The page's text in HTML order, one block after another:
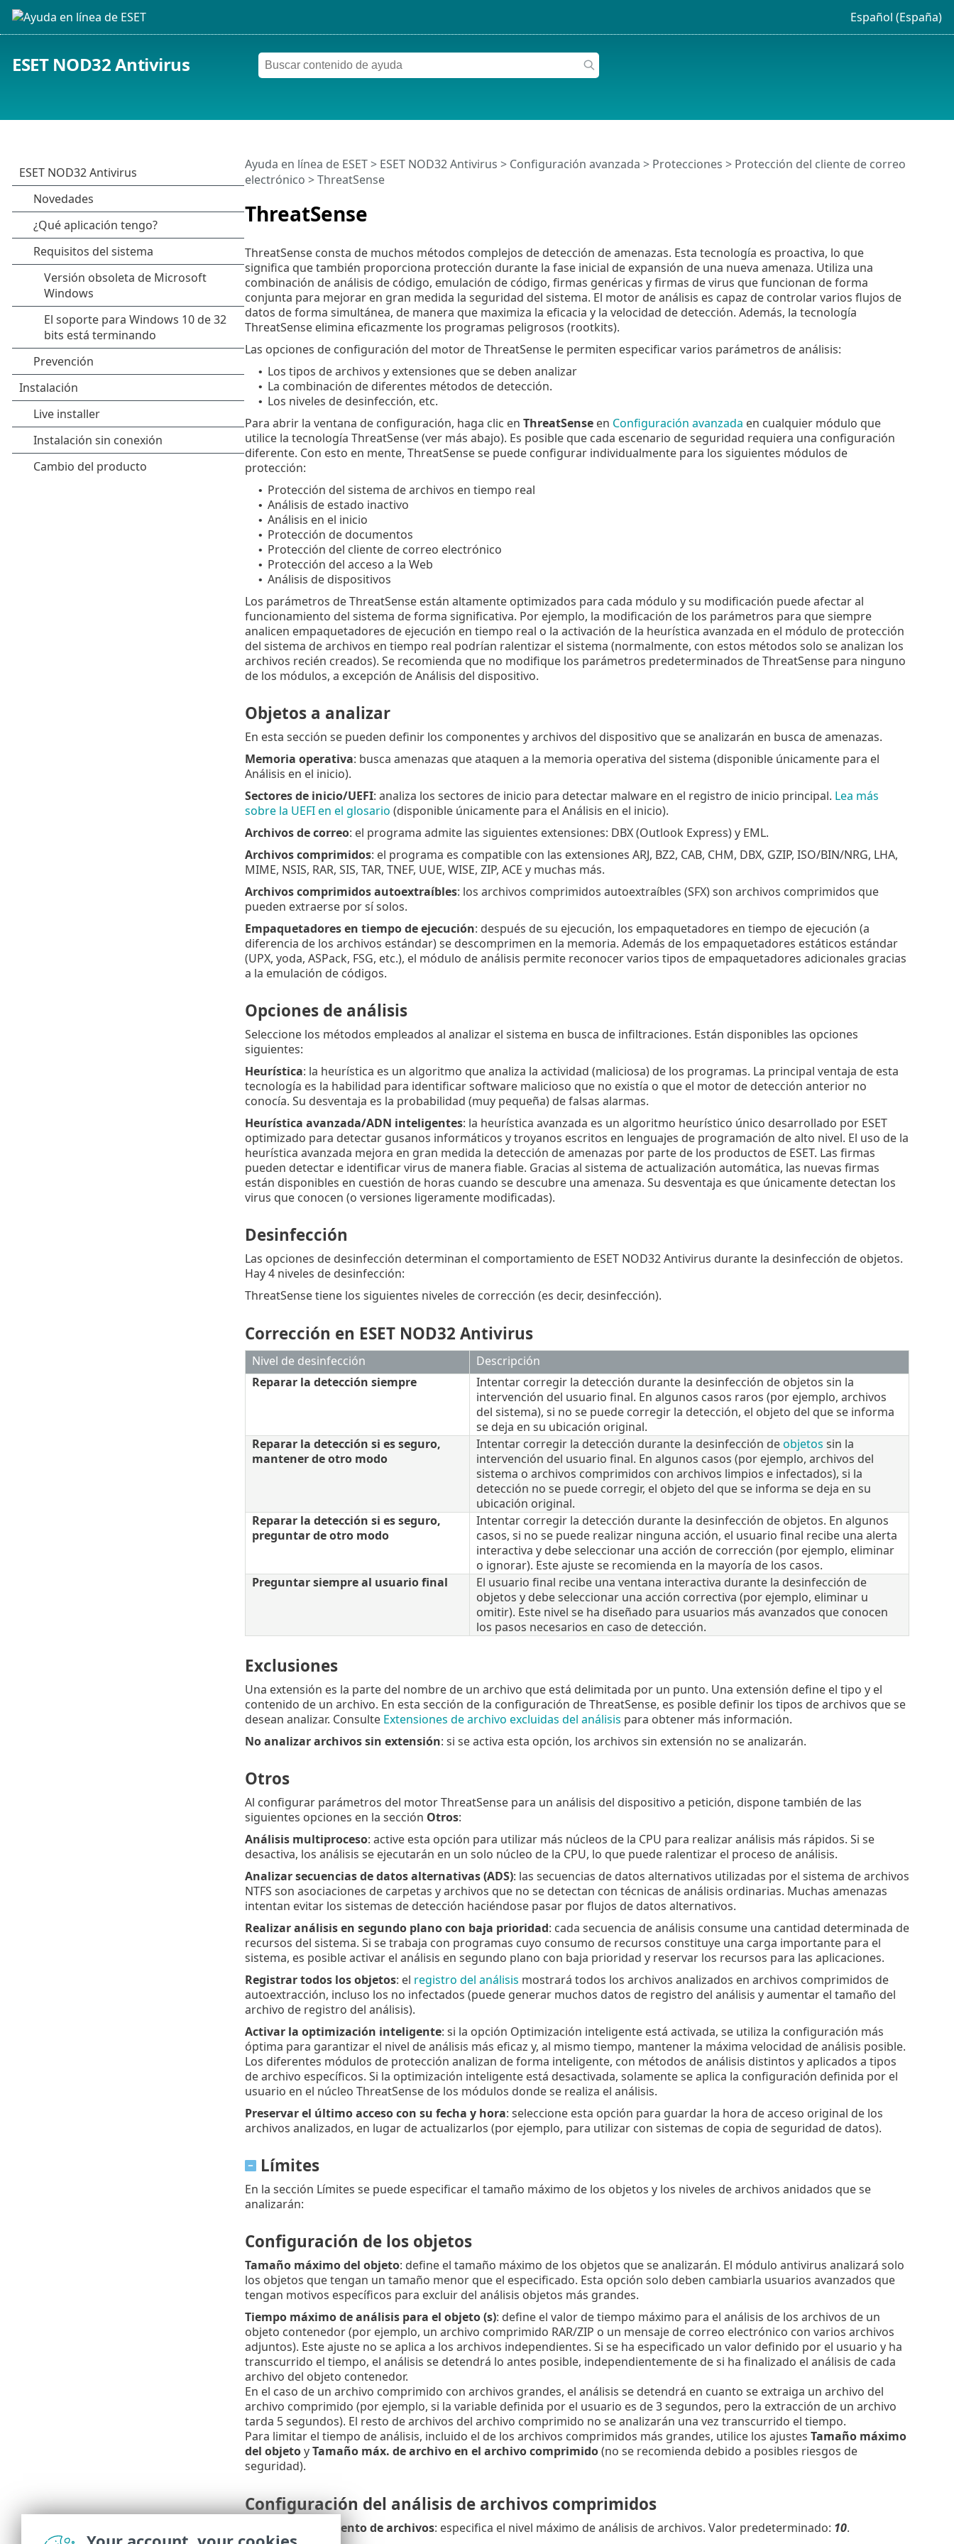
Español (España)
ESET NOD32 Antivirus
ThreatSense
Ayuda en línea de ESET> ESET NOD32 Antivirus > Configuración avanzada > Protecciones > Protección del cliente de correo
electrónico > ThreatSense
ThreatSense consta de muchos métodos complejos de detección de amenazas. Esta tecnología es proactiva, lo que
significa que también proporciona protección durante la fase inicial de expansión de una nueva amenaza. Utiliza una
combinación de análisis de código, emulación de código, firmas genéricas y firmas de virus que funcionan de forma
conjunta para mejorar en gran medida la seguridad del sistema. El motor de análisis es capaz de controlar varios flujos de
datos de forma simultánea, de manera que maximiza la eficacia y la velocidad de detección. Además, la tecnología
ThreatSense elimina eficazmente los programas peligrosos (rootkits).
Las opciones de configuración del motor de ThreatSense le permiten especificar varios parámetros de análisis:
• Los tipos de archivos y extensiones que se deben analizar
• La combinación de diferentes métodos de detección.
• Los niveles de desinfección, etc.
Para abrir la ventana de configuración, haga clic en ThreatSenseen Configuración avanzada en cualquier módulo que
utilice la tecnología ThreatSense (ver más abajo). Es posible que cada escenario de seguridad requiera una configuración
diferente. Con esto en mente, ThreatSense se puede configurar individualmente para los siguientes módulos de
protección:
• Protección del sistema de archivos en tiempo real
• Análisis de estado inactivo
• Análisis en el inicio
• Protección de documentos
• Protección del cliente de correo electrónico
• Protección del acceso a la Web
• Análisis de dispositivos
Los parámetros de ThreatSense están altamente optimizados para cada módulo y su modificación puede afectar al
funcionamiento del sistema de forma significativa. Por ejemplo, la modificación de los parámetros para que siempre
analicen empaquetadores de ejecución en tiempo real o la activación de la heurística avanzada en el módulo de protección
del sistema de archivos en tiempo real podrían ralentizar el sistema (normalmente, con estos métodos solo se analizan los
archivos recién creados). Se recomienda que no modifique los parámetros predeterminados de ThreatSense para ninguno
de los módulos, a excepción de Análisis del dispositivo.
Objetos a analizar
En esta sección se pueden definir los componentes y archivos del dispositivo que se analizarán en busca de amenazas.
Memoria operativa: busca amenazas que ataquen a la memoria operativa del sistema (disponible únicamente para el
Análisis en el inicio).
Sectores de inicio/UEFI: analiza los sectores de inicio para detectar malware en el registro de inicio principal. Lea más
sobre la UEFI en el glosario (disponible únicamente para el Análisis en el inicio).
Archivos de correo: el programa admite las siguientes extensiones: DBX (Outlook Express) y EML.
Archivos comprimidos: el programa es compatible con las extensiones ARJ, BZ2, CAB, CHM, DBX, GZIP, ISO/BIN/NRG, LHA,
MIME, NSIS, RAR, SIS, TAR, TNEF, UUE, WISE, ZIP, ACE y muchas más.
Archivos comprimidos autoextraíbles: los archivos comprimidos autoextraíbles (SFX) son archivos comprimidos que
pueden extraerse por sí solos.
Empaquetadores en tiempo de ejecución: después de su ejecución, los empaquetadores en tiempo de ejecución (a
diferencia de los archivos estándar) se descomprimen en la memoria. Además de los empaquetadores estáticos estándar
(UPX, yoda, ASPack, FSG, etc.), el módulo de análisis permite reconocer varios tipos de empaquetadores adicionales gracias
a la emulación de códigos.
Opciones de análisis
Seleccione los métodos empleados al analizar el sistema en busca de infiltraciones. Están disponibles las opciones
siguientes:
Heurística: la heurística es un algoritmo que analiza la actividad (maliciosa) de los programas. La principal ventaja de esta
tecnología es la habilidad para identificar software malicioso que no existía o que el motor de detección anterior no
conocía. Su desventaja es la probabilidad (muy pequeña) de falsas alarmas.
Heurística avanzada/ADN inteligentes: la heurística avanzada es un algoritmo heurístico único desarrollado por ESET
optimizado para detectar gusanos informáticos y troyanos escritos en lenguajes de programación de alto nivel. El uso de la
heurística avanzada mejora en gran medida la detección de amenazas por parte de los productos de ESET. Las firmas
pueden detectar e identificar virus de manera fiable. Gracias al sistema de actualización automática, las nuevas firmas
están disponibles en cuestión de horas cuando se descubre una amenaza. Su desventaja es que únicamente detectan los
virus que conocen (o versiones ligeramente modificadas).
Desinfección
Las opciones de desinfección determinan el comportamiento de ESET NOD32 Antivirus durante la desinfección de objetos.
Hay 4 niveles de desinfección:
ThreatSense tiene los siguientes niveles de corrección (es decir, desinfección).
Corrección en ESET NOD32 Antivirus
Nivel de desinfección
Descripción
Reparar la detección siempre
Intentar corregir la detección durante la desinfección de objetos sin la
intervención del usuario final. En algunos casos raros (por ejemplo, archivos
del sistema), si no se puede corregir la detección, el objeto del que se informa
se deja en su ubicación original.
Reparar la detección si es seguro,
mantener de otro modo
Intentar corregir la detección durante la desinfección deobjetos sin la
intervención del usuario final. En algunos casos (por ejemplo, archivos del
sistema o archivos comprimidos con archivos limpios e infectados), si la
detección no se puede corregir, el objeto del que se informa se deja en su
ubicación original.
Reparar la detección si es seguro,
preguntar de otro modo
Intentar corregir la detección durante la desinfección de objetos. En algunos
casos, si no se puede realizar ninguna acción, el usuario final recibe una alerta
interactiva y debe seleccionar una acción de corrección (por ejemplo, eliminar
o ignorar). Este ajuste se recomienda en la mayoría de los casos.
Preguntar siempre al usuario final
El usuario final recibe una ventana interactiva durante la desinfección de
objetos y debe seleccionar una acción correctiva (por ejemplo, eliminar u
omitir). Este nivel se ha diseñado para usuarios más avanzados que conocen
los pasos necesarios en caso de detección.
Exclusiones
Una extensión es la parte del nombre de un archivo que está delimitada por un punto. Una extensión define el tipo y el
contenido de un archivo. En esta sección de la configuración de ThreatSense, es posible definir los tipos de archivos que se
desean analizar. Consulte Extensiones de archivo excluidas del análisis para obtener más información.
No analizar archivos sin extensión: si se activa esta opción, los archivos sin extensión no se analizarán.
Otros
Al configurar parámetros del motor ThreatSense para un análisis del dispositivo a petición, dispone también de las
siguientes opciones en la sección Otros:
Análisis multiproceso: active esta opción para utilizar más núcleos de la CPU para realizar análisis más rápidos. Si se
desactiva, los análisis se ejecutarán en un solo núcleo de la CPU, lo que puede ralentizar el proceso de análisis.
Analizar secuencias de datos alternativas (ADS): las secuencias de datos alternativos utilizadas por el sistema de archivos
NTFS son asociaciones de carpetas y archivos que no se detectan con técnicas de análisis ordinarias. Muchas amenazas
intentan evitar los sistemas de detección haciéndose pasar por flujos de datos alternativos.
Realizar análisis en segundo plano con baja prioridad: cada secuencia de análisis consume una cantidad determinada de
recursos del sistema. Si se trabaja con programas cuyo consumo de recursos constituye una carga importante para el
sistema, es posible activar el análisis en segundo plano con baja prioridad y reservar los recursos para las aplicaciones.
Registrar todos los objetos: el registro del análisis mostrará todos los archivos analizados en archivos comprimidos de
autoextracción, incluso los no infectados (puede generar muchos datos de registro del análisis y aumentar el tamaño del
archivo de registro del análisis).
Activar la optimización inteligente: si la opción Optimización inteligente está activada, se utiliza la configuración más
óptima para garantizar el nivel de análisis más eficaz y, al mismo tiempo, mantener la máxima velocidad de análisis posible.
Los diferentes módulos de protección analizan de forma inteligente, con métodos de análisis distintos y aplicados a tipos
de archivo específicos. Si la optimización inteligente está desactivada, solamente se aplica la configuración definida por el
usuario en el núcleo ThreatSense de los módulos donde se realiza el análisis.
Preservar el último acceso con su fecha y hora: seleccione esta opción para guardar la hora de acceso original de los
archivos analizados, en lugar de actualizarlos (por ejemplo, para utilizar con sistemas de copia de seguridad de datos).
Límites
En la sección Límites se puede especificar el tamaño máximo de los objetos y los niveles de archivos anidados que se
analizarán:
Configuración de los objetos
Tamaño máximo del objeto: define el tamaño máximo de los objetos que se analizarán. El módulo antivirus analizará solo
los objetos que tengan un tamaño menor que el especificado. Esta opción solo deben cambiarla usuarios avanzados que
tengan motivos específicos para excluir del análisis objetos más grandes.
Tiempo máximo de análisis para el objeto (s): define el valor de tiempo máximo para el análisis de los archivos de un
objeto contenedor (por ejemplo, un archivo comprimido RAR/ZIP o un mensaje de correo electrónico con varios archivos
adjuntos). Este ajuste no se aplica a los archivos independientes. Si se ha especificado un valor definido por el usuario y ha
transcurrido el tiempo, el análisis se detendrá lo antes posible, independientemente de si ha finalizado el análisis de cada
archivo del objeto contenedor.
En el caso de un archivo comprimido con archivos grandes, el análisis se detendrá en cuanto se extraiga un archivo del
archivo comprimido (por ejemplo, si la variable definida por el usuario es de 3 segundos, pero la extracción de un archivo
tarda 5 segundos). El resto de archivos del archivo comprimido no se analizarán una vez transcurrido el tiempo.
Para limitar el tiempo de análisis, incluido el de los archivos comprimidos más grandes, utilice los ajustes Tamaño máximo
del objetoyTamaño máx. de archivo en el archivo comprimido(no se recomienda debido a posibles riesgos de
seguridad).
Configuración del análisis de archivos comprimidos
Nivel de anidamiento de archivos: especifica el nivel máximo de análisis de archivos. Valor predeterminado: 10.